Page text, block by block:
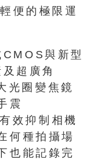
便的極限運
與新型
超廣角
光圈變焦鏡
震
效抑制相機
何種拍攝場
也能記錄完